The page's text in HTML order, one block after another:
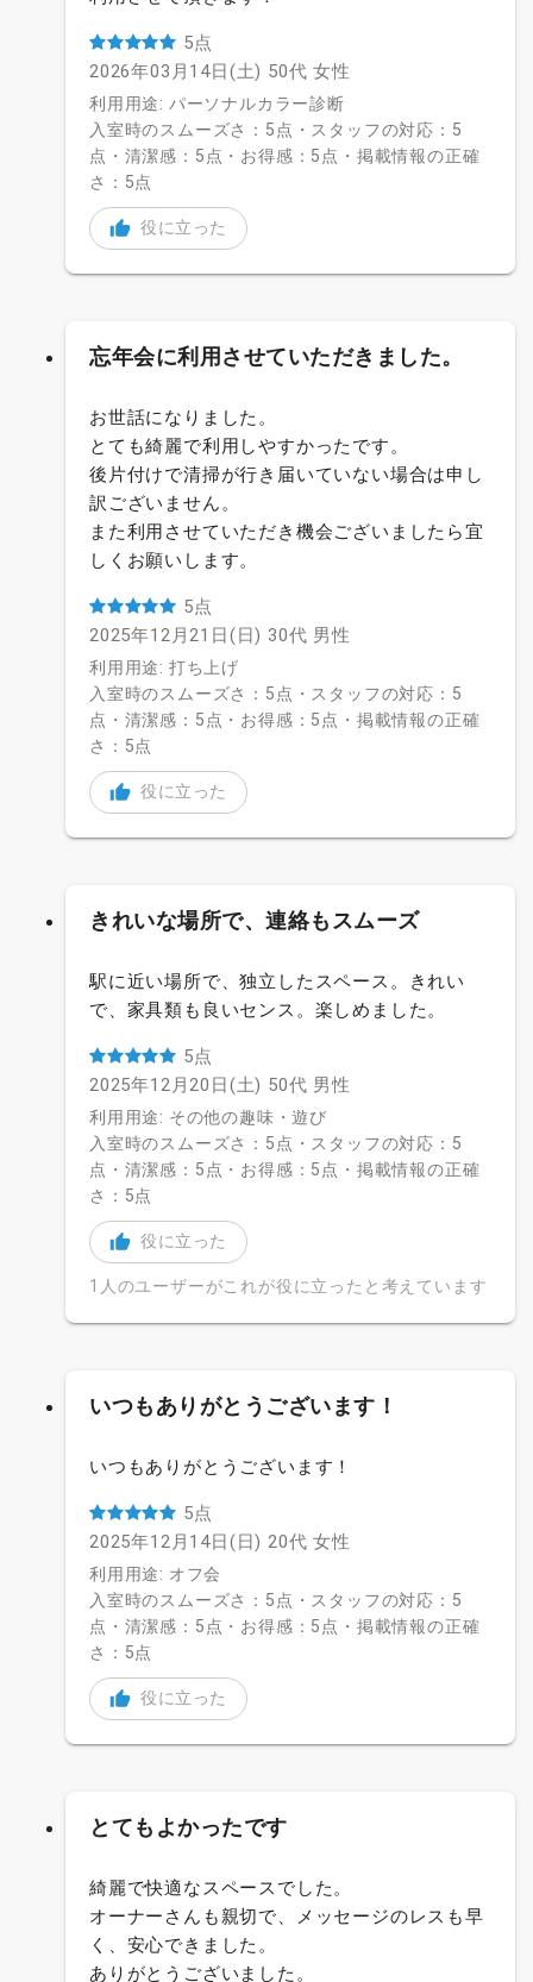
5点
2026年03月14日(土) 50代 女性
利用用途: パーソナルカラー診断
入室時のスムーズさ：5点・スタッフの対応：5
点・清潔感：5点・お得感：5点・掲載情報の正確
さ：5点
役に立った
忘年会に利用させていただきました。
お世話になりました。
とても綺麗で利用しやすかったです。
後片付けで清掃が行き届いていない場合は申し
訳ございません。
また利用させていただき機会ございましたら宜
しくお願いします。
5点
2025年12月21日(日) 30代 男性
利用用途: 打ち上げ
入室時のスムーズさ：5点・スタッフの対応：5
点・清潔感：5点・お得感：5点・掲載情報の正確
さ：5点
役に立った
きれいな場所で、連絡もスムーズ
駅に近い場所で、独立したスペース。きれい
で、家具類も良いセンス。楽しめました。
5点
2025年12月20日(土) 50代 男性
利用用途: その他の趣味・遊び
入室時のスムーズさ：5点・スタッフの対応：5
点・清潔感：5点・お得感：5点・掲載情報の正確
さ：5点
役に立った
1人のユーザーがこれが役に立ったと考えています
いつもありがとうございます！
いつもありがとうございます！
5点
2025年12月14日(日) 20代 女性
利用用途: オフ会
入室時のスムーズさ：5点・スタッフの対応：5
点・清潔感：5点・お得感：5点・掲載情報の正確
さ：5点
役に立った
とてもよかったです
綺麗で快適なスペースでした。
オーナーさんも親切で、メッセージのレスも早
く、安心できました。
ありがとうございました。